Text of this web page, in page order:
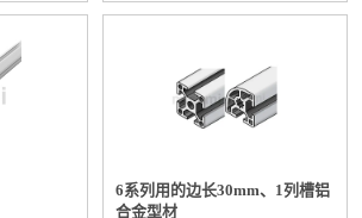
6系列用的边长30mm、1列槽铝
合金型材